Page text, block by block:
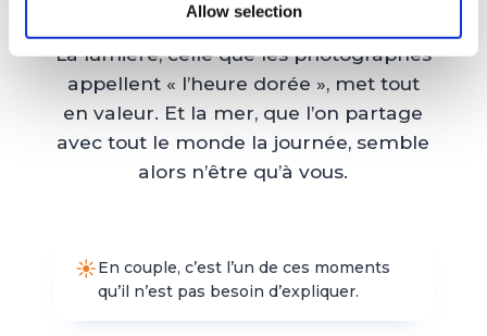
Allow selection
midi s’en va et une brise douce arrive.
La lumière, celle que les photographes
appellent « l’heure dorée », met tout
en valeur. Et la mer, que l’on partage
avec tout le monde la journée, semble
alors n’être qu’à vous.
En couple, c’est l’un de ces moments
qu’il n’est pas besoin d’expliquer.